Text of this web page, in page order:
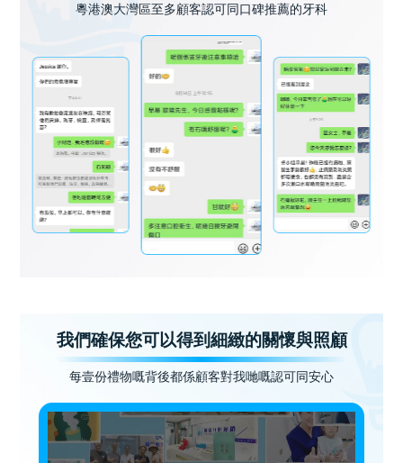
粵港澳大灣區至多顧客認可同口碑推薦的牙科
我們確保您可以得到細緻的關懷與照顧
每壹份禮物嘅背後都係顧客對我哋嘅認可同安心